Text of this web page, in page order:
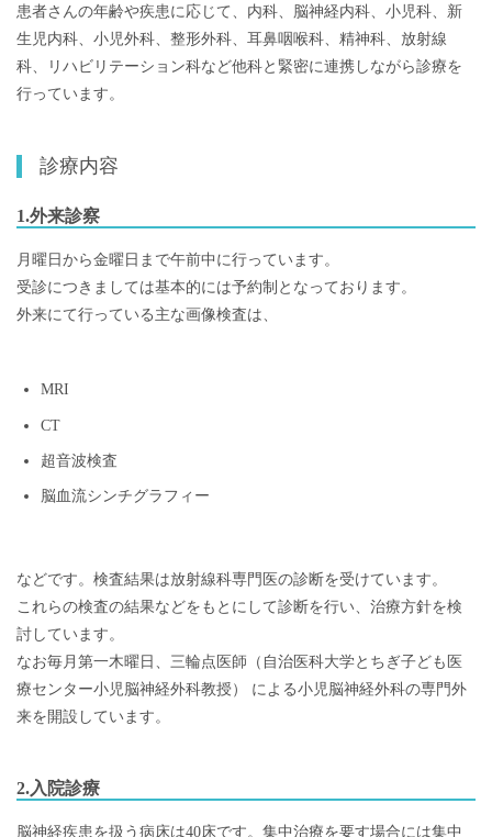
患者さんの年齢や疾患に応じて、内科、脳神経内科、小児科、新
生児内科、小児外科、整形外科、耳鼻咽喉科、精神科、放射線
科、リハビリテーション科など他科と緊密に連携しながら診療を
行っています。
診療内容
1.外来診察
月曜日から金曜日まで午前中に行っています。
受診につきましては基本的には予約制となっております。
外来にて行っている主な画像検査は、
MRI
CT
超音波検査
脳血流シンチグラフィー
などです。検査結果は放射線科専門医の診断を受けています。
これらの検査の結果などをもとにして診断を行い、治療方針を検
討しています。
なお毎月第一木曜日、三輪点医師（自治医科大学とちぎ子ども医
療センター小児脳神経外科教授） による小児脳神経外科の専門外
来を開設しています。
2.入院診療
脳神経疾患を扱う病床は40床です。集中治療を要す場合には集中